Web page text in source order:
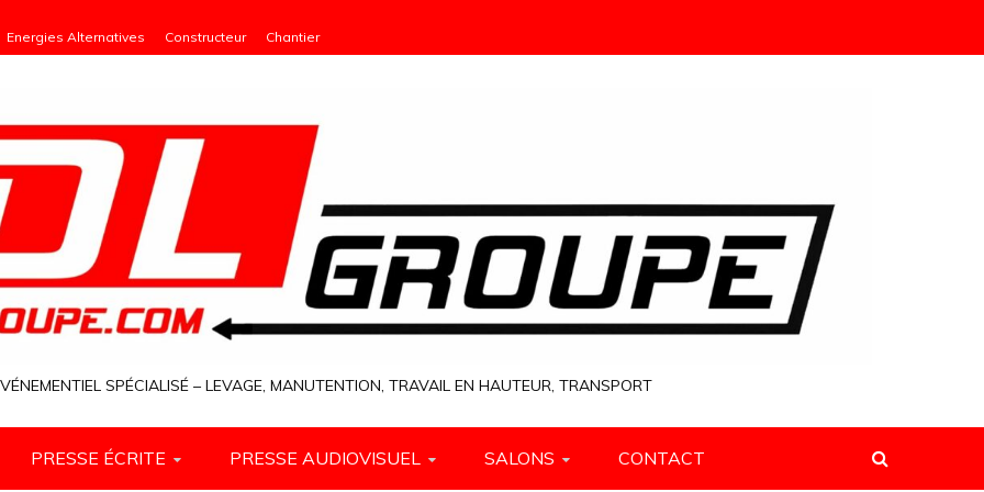
Energies Alternatives Constructeur Chantier
SPÉCIALISÉ – LEVAGE, MANUTENTION, TRAVAIL EN HAUTEUR, TRANSPORT
PRESSE ÉCRITE PRESSE AUDIOVISUEL SALONS CONTACT